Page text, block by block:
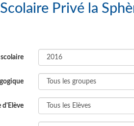
: Groupe Scolaire
d'Elève